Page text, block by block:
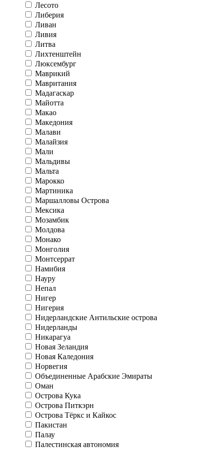
Лесото
Либерия
Ливан
Ливия
Литва
Лихтенштейн
Люксембург
Маврикий
Мавритания
Мадагаскар
Майотта
Макао
Македония
Малави
Малайзия
Мали
Мальдивы
Мальта
Марокко
Мартиника
Маршалловы Острова
Мексика
Мозамбик
Молдова
Монако
Монголия
Монтсеррат
Намибия
Науру
Непал
Нигер
Нигерия
Нидерландские Антильские острова
Нидерланды
Никарагуа
Новая Зеландия
Новая Каледония
Норвегия
Объединенные Арабские Эмираты
Оман
Острова Кука
Острова Питкэрн
Острова Тёркс и Кайкос
Пакистан
Палау
Палестинская автономия